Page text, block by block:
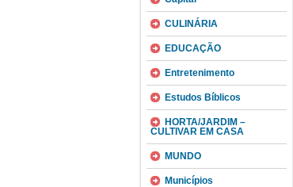
CULINÁRIA
EDUCAÇÃO
Entretenimento
Estudos Bíblicos
HORTA/JARDIM –
CULTIVAR EM CASA
MUNDO
Municípios